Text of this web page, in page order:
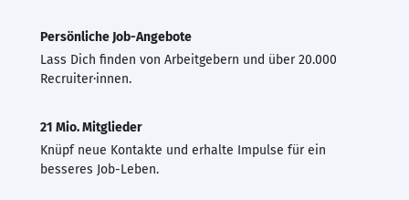
Persönliche Job-Angebote
Lass Dich finden von Arbeitgebern und über 20.000
Recruiter·innen.
21 Mio. Mitglieder
Knüpf neue Kontakte und erhalte Impulse für ein
besseres Job-Leben.